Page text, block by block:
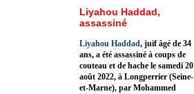
Liyahou Haddad,
assassiné
Liyahou Haddad, juif âgé de 34
ans, a été assassiné à coups de
couteau et de hache le samedi 20
août 2022, à Longperrier (Seine-
et-Marne), par Mohammed